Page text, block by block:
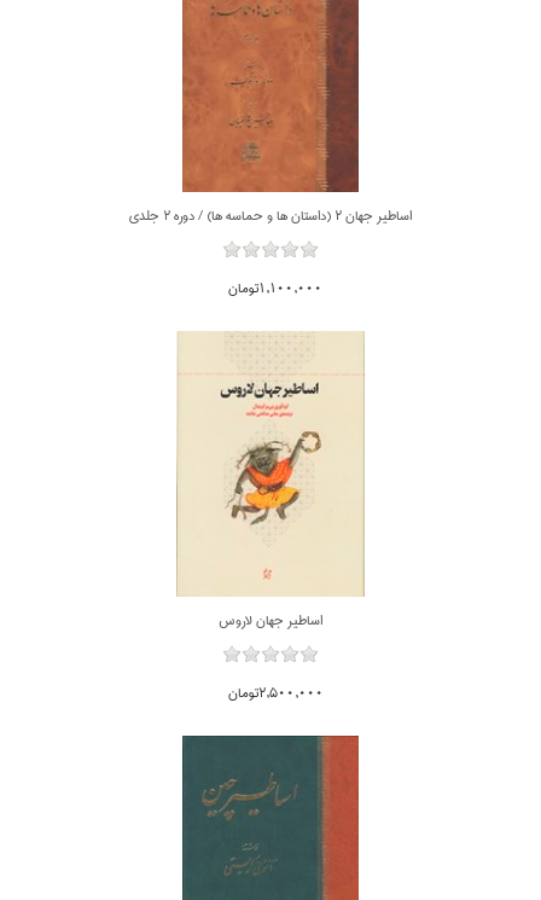
اساطير جهان 2 (داستان ها و حماسه ها) / دوره 2 جلدي
1,100,000تومان
اساطير جهان لاروس
2,500,000تومان